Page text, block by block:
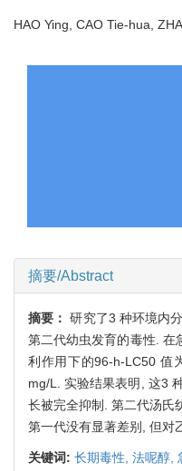
HAO Ying, CAO Tie-hua,
摘要/Abstract
摘要：研究了3 种环境内
第二代幼虫发育的毒性.
利作用下的96-h-LC50 值
mg/L. 实验结果表明, 这3
长被完全抑制. 第二代汤氏
第一代没有显著差别, 但对
关键词: 长期毒性, 法呢醇,